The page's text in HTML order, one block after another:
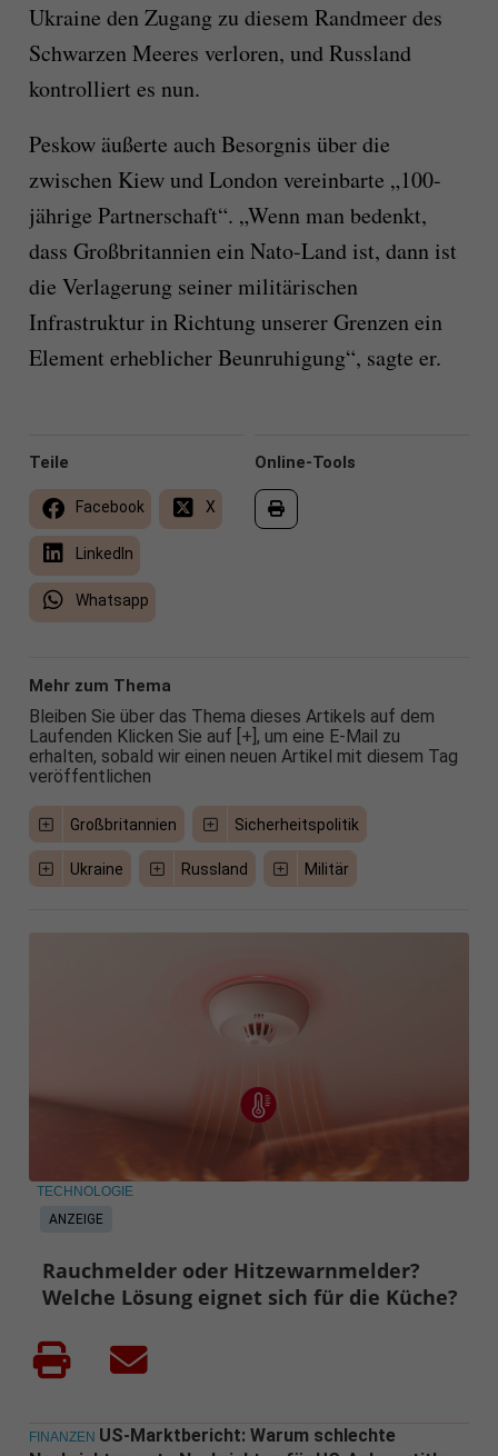
Ukraine den Zugang zu diesem Randmeer des
Schwarzen Meeres verloren, und Russland
kontrolliert es nun.
Peskow äußerte auch Besorgnis über die
zwischen Kiew und London vereinbarte „100-
jährige Partnerschaft“. „Wenn man bedenkt,
dass Großbritannien ein Nato-Land ist, dann ist
die Verlagerung seiner militärischen
Infrastruktur in Richtung unserer Grenzen ein
Element erheblicher Beunruhigung“, sagte er.
Online-Tools
Teile
Facebook X
LinkedIn
Whatsapp
Mehr zum Thema
Bleiben Sie über das Thema dieses Artikels auf dem
Laufenden Klicken Sie auf [+], um eine E-Mail zu
erhalten, sobald wir einen neuen Artikel mit diesem Tag
veröffentlichen
Großbritannien Sicherheitspolitik
Ukraine Russland Militär
ANZEIGE
TECHNOLOGIE
Rauchmelder oder Hitzewarnmelder?
Welche Lösung eignet sich für die Küche?
FINANZEN US-Marktbericht: Warum schlechte